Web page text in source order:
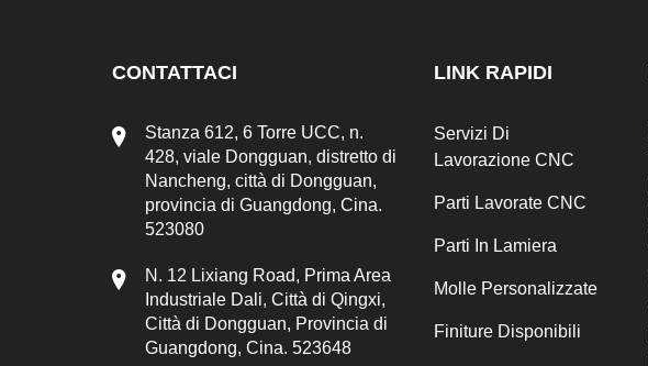
CONTATTACI
Stanza 612, 6 Torre UCC, n.
428, viale Dongguan, distretto di
Nancheng, città di Dongguan,
provincia di Guangdong, Cina.
523080
N. 12 Lixiang Road, Prima Area
Industriale Dali, Città di Qingxi,
Città di Dongguan, Provincia di
Guangdong, Cina. 523648
LINK RAPIDI
Servizi Di
Lavorazione CNC
Parti Lavorate CNC
Parti In Lamiera
Molle Personalizzate
Finiture Disponibili